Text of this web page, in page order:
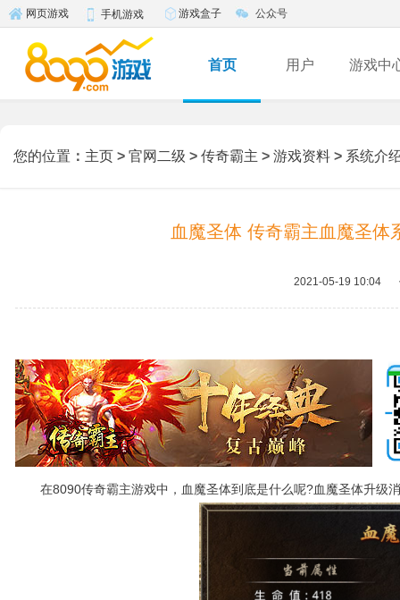
网页游戏 手机游戏 游戏盒子 公众号
首页 用户 游戏中
您的位置 ： 主页 > 官网二级 > 传奇霸主 > 游戏资料 > 系统介
血魔圣体 传奇霸主血魔圣体
2021-05-19 10:04
在8090传奇霸主游戏中，血魔圣体到底是什么呢?血魔圣体升级